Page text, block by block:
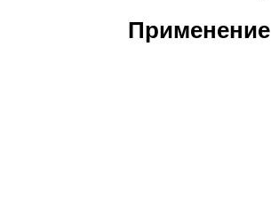
Применение